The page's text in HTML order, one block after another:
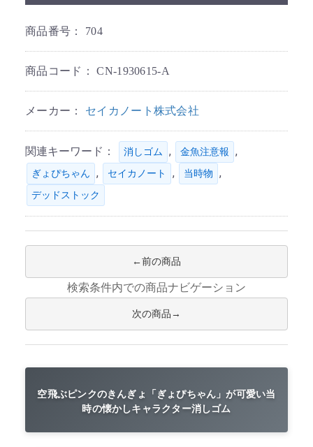
商品番号： 704
商品コード：CN-1930615-A
メーカー： セイカノート株式会社
関連キーワード： 消しゴム , 金魚注意報 ,
ぎょぴちゃん , セイカノート , 当時物 ,
デッドストック
前の商品
検索条件内での商品ナビゲーション
次の商品
空飛ぶピンクのきんぎょ「ぎょぴちゃん」が可愛い当
時の懐かしキャラクター消しゴム